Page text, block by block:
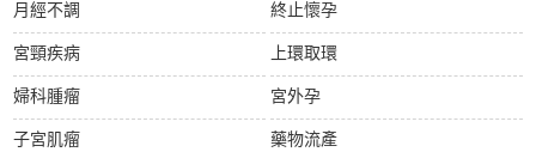
月經不調
宮頸疾病
婦科腫瘤
子宮肌瘤
終止懷孕
上環取環
宮外孕
藥物流產